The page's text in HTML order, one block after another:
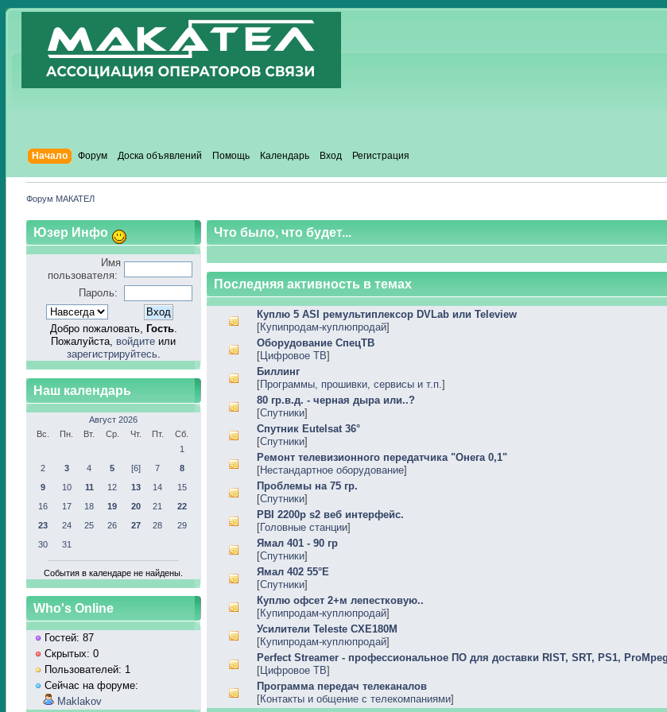
Начало Форум Доска объявлений Помощь Календарь Вход Регистрация
Форум МАКАТЕЛ
Юзер Инфо
Имя
пользователя:
Пароль:
Добро пожаловать, Гость.
Пожалуйста, войдите или
зарегистрируйтесь.
Наш календарь
Август 2026
Вс.
Пн. Вт. Ср. Чт. Пт.
Сб.
1
2
3 4 5 [6] 7
8
9
10 11 12 13 14
15
16
17 18 19 20 21
22
23
24 25 26 27 28
29
30
31
События в календаре не найдены.
Who's Online
Гостей: 87
Скрытых: 0
Пользователей: 1
Сейчас на форуме:
Maklakov
Что было, что будет...
Последняя активность в темах
Куплю 5 ASI ремультиплексор DVLab или Teleview
[Купипродам-куплюпродай]
Оборудование СпецТВ
[Цифровое ТВ]
Биллинг
[Программы, прошивки, сервисы и т.п.]
80 гр.в.д. - черная дыра или..?
[Спутники]
Спутник Eutelsat 36°
[Спутники]
Ремонт телевизионного передатчика "Онега 0,1"
[Нестандартное оборудование]
Проблемы на 75 гр.
[Спутники]
PBI 2200p s2 веб интерфейс.
[Головные станции]
Ямал 401 - 90 гр
[Спутники]
Ямал 402 55°Е
[Спутники]
Куплю офсет 2+м лепестковую..
[Купипродам-куплюпродай]
Усилители Teleste CXE180M
[Купипродам-куплюпродай]
Perfect Streamer - профессиональное ПО для доставки RIST, SRT, PS1,
[Цифровое ТВ]
Программа передач телеканалов
[Контакты и общение с телекомпаниями]